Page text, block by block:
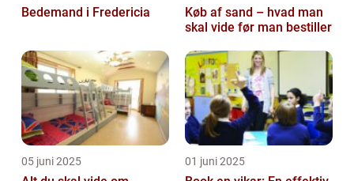
Bedemand i Fredericia
Køb af sand – hvad man
skal vide før man bestiller
05 juni 2025 01 juni 2025